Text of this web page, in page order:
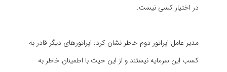
در اختیار کسی نیست.
مدیر عامل اپراتور دوم خاطر نشان کرد: اپراتورهای دیگر قادر به
کسب این سرمایه نیستند و از این حیث با اطمینان خاطر به